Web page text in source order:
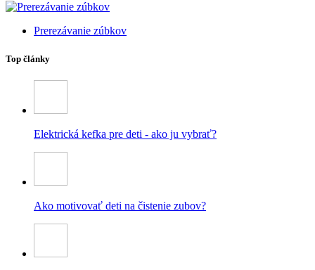
Prerezávanie zúbkov
Top články
Elektrická kefka pre deti - ako ju vybrať?
Ako motivovať deti na čistenie zubov?